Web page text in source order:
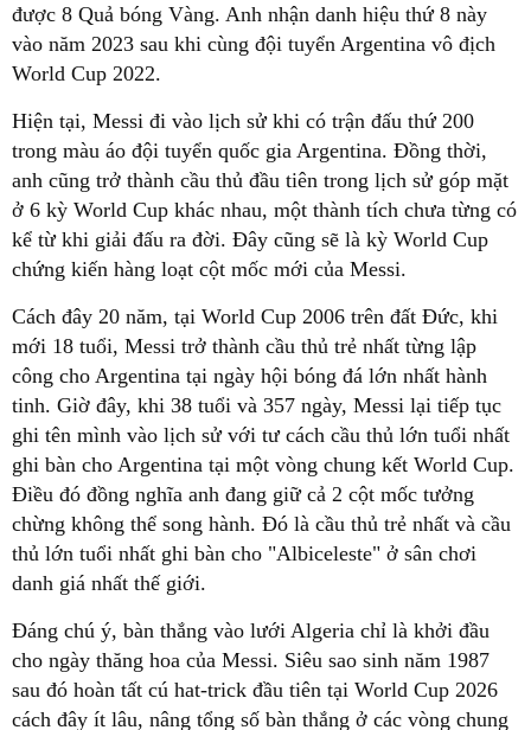
được 8 Quả bóng Vàng. Anh nhận danh hiệu thứ 8 này
vào năm 2023 sau khi cùng đội tuyển Argentina vô địch
World Cup 2022.
Hiện tại, Messi đi vào lịch sử khi có trận đấu thứ 200
trong màu áo đội tuyển quốc gia Argentina. Đồng thời,
anh cũng trở thành cầu thủ đầu tiên trong lịch sử góp mặt
ở 6 kỳ World Cup khác nhau, một thành tích chưa từng có
kể từ khi giải đấu ra đời. Đây cũng sẽ là kỳ World Cup
chứng kiến hàng loạt cột mốc mới của Messi.
Cách đây 20 năm, tại World Cup 2006 trên đất Đức, khi
mới 18 tuổi, Messi trở thành cầu thủ trẻ nhất từng lập
công cho Argentina tại ngày hội bóng đá lớn nhất hành
tinh. Giờ đây, khi 38 tuổi và 357 ngày, Messi lại tiếp tục
ghi tên mình vào lịch sử với tư cách cầu thủ lớn tuổi nhất
ghi bàn cho Argentina tại một vòng chung kết World Cup.
Điều đó đồng nghĩa anh đang giữ cả 2 cột mốc tưởng
chừng không thể song hành. Đó là cầu thủ trẻ nhất và cầu
thủ lớn tuổi nhất ghi bàn cho "Albiceleste" ở sân chơi
danh giá nhất thế giới.
Đáng chú ý, bàn thắng vào lưới Algeria chỉ là khởi đầu
cho ngày thăng hoa của Messi. Siêu sao sinh năm 1987
sau đó hoàn tất cú hat-trick đầu tiên tại World Cup 2026
cách đây ít lâu, nâng tổng số bàn thắng ở các vòng chung